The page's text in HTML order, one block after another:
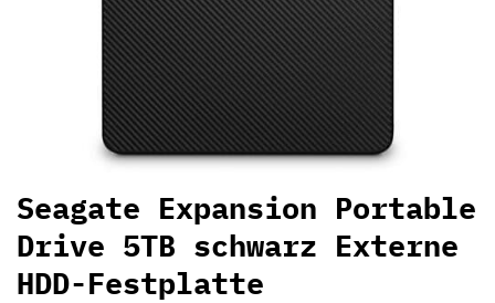
Seagate Expansion Portable
Drive 5TB schwarz Externe
HDD-Festplatte